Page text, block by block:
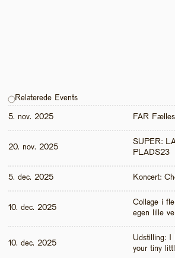
Relaterede Events
5. nov. 2025 FAR
20. nov. 2025
SUPER:
PLADS23
5. dec. 2025 Koncert:
10. dec. 2025
Collage i
egen lille
10. dec. 2025
Udstilling: I
your tiny